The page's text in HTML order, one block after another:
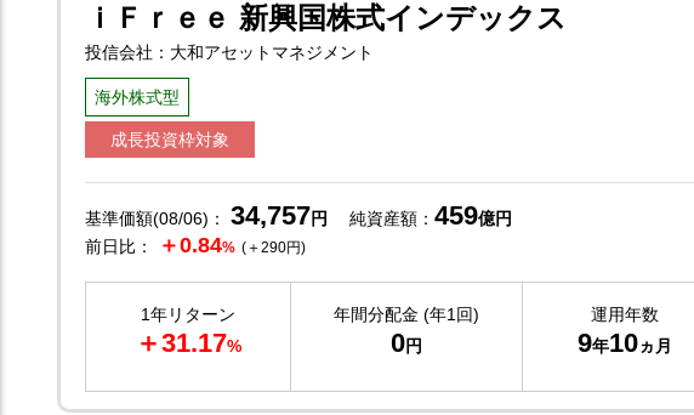
ｉＦｒｅｅ 新興国株式インデックス
投信会社：大和アセットマネジメント
海外株式型
成長投資枠対象
基準価額(08/06)： 34,757円 純資産額： 459億円
前日比：
＋0.84% (＋290円)
1年リターン
＋31.17%
年間分配金 (年1回)
0円
運用年数
9年10ヵ月